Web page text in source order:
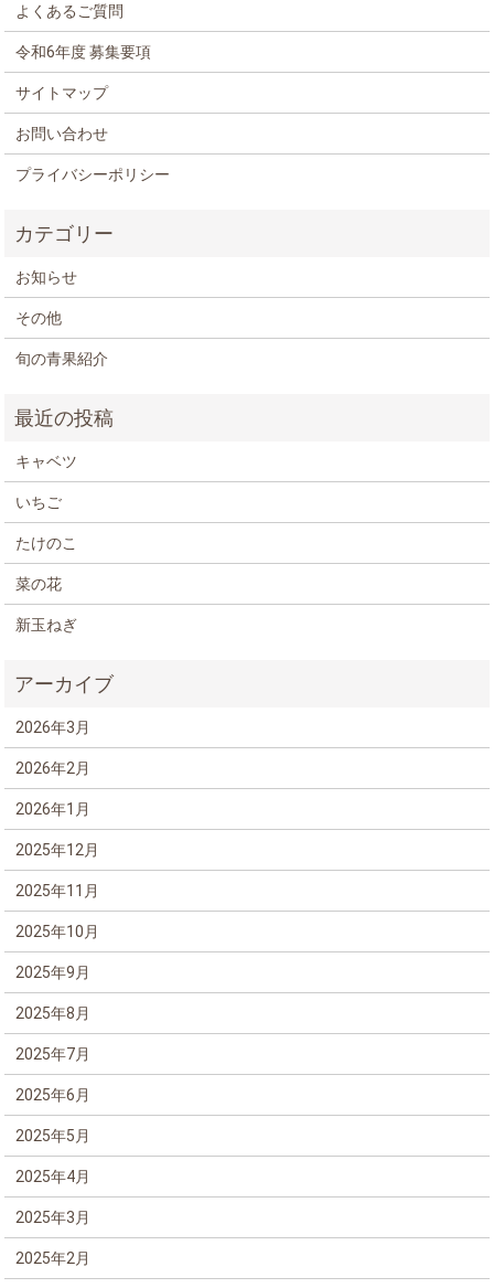
よくあるご質問
令和6年度 募集要項
サイトマップ
お問い合わせ
プライバシーポリシー
お知らせ
その他
旬の青果紹介
キャベツ
いちご
たけのこ
菜の花
新玉ねぎ
2026年3月
2026年2月
2026年1月
2025年12月
2025年11月
2025年10月
2025年9月
2025年8月
2025年7月
2025年6月
2025年5月
2025年4月
2025年3月
2025年2月